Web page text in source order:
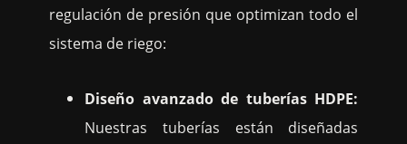
regulación de presión que optimizan todo el
sistema de riego:
Diseño avanzado de tuberías HDPE:
Nuestras tuberías están diseñadas